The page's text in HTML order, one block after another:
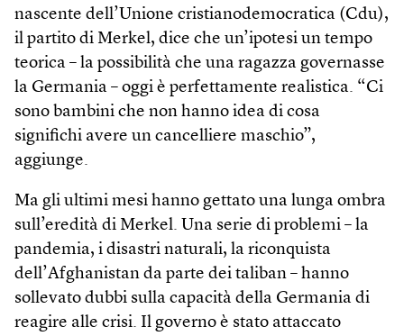
nascente dell’Unione cristianodemocratica (Cdu),
il partito di Merkel, dice che un’ipotesi un tempo
teorica – la possibilità che una ragazza governasse
la Germania – oggi è perfettamente realistica. “Ci
sono bambini che non hanno idea di cosa
significhi avere un cancelliere maschio”,
aggiunge.
Ma gli ultimi mesi hanno gettato una lunga ombra
sull’eredità di Merkel. Una serie di problemi – la
pandemia, i disastri naturali, la riconquista
dell’Afghanistan da parte dei taliban – hanno
sollevato dubbi sulla capacità della Germania di
reagire alle crisi. Il governo è stato attaccato